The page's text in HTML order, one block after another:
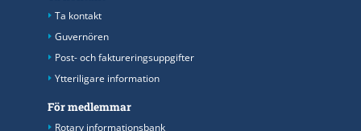
Ta kontakt
Guvernören
Post- och faktureringsuppgifter
Ytteriligare information
För medlemmar
Rotary informationsbank